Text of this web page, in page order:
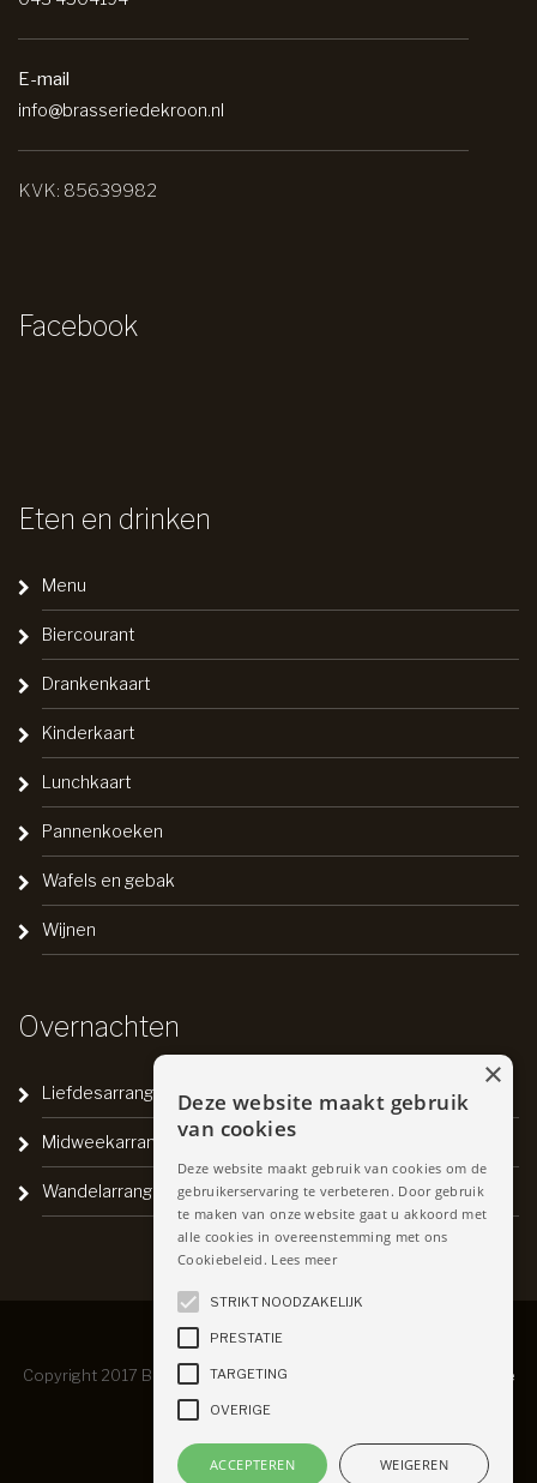
E-mail
info@brasseriedekroon.nl
KVK: 85639982
Facebook
Eten en drinken
Menu
Biercourant
Drankenkaart
Kinderkaart
Lunchkaart
Pannenkoeken
Wafels en gebak
Wijnen
Overnachten
Liefdesarrangement
Midweekarrangement
Wandelarrangement
Copyright 2017 Brasserie de Kroon - Algemene
Deze website maakt gebruik
van cookies
Deze website maakt gebruik van cookies om de
gebruikerservaring te verbeteren. Door gebruik
te maken van onze website gaat u akkoord met
alle cookies in overeenstemming met ons
Cookiebeleid. Lees meer
STRIKT NOODZAKELIJK
PRESTATIE
TARGETING
OVERIGE
ACCEPTEREN WEIGEREN
×